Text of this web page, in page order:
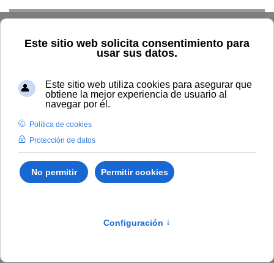
Inicio Innovación
Conocimiento abierto y difusión
Recursos Educativos en abierto
Vídeo/ Grabación
videoconferencia
REA del seminario virtual "Creación de